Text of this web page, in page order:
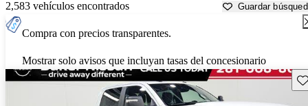
2,583 vehículos encontrados Guardar
Compra con precios transparentes.
Mostrar solo avisos que incluyan tasas del concesionario